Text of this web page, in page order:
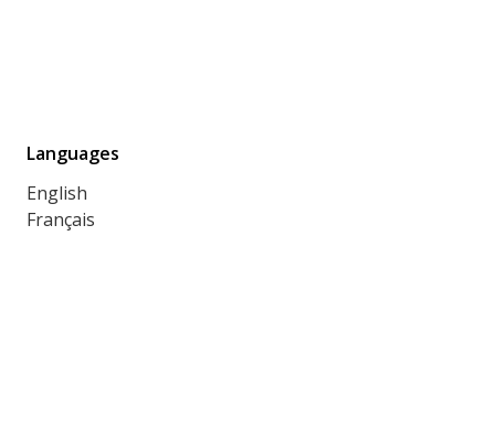
Languages
English
Français